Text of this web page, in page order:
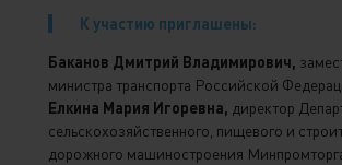
К участию приглашены:
Баканов Дмитрий Владимирович,
министра транспорта Российской
Елкина Мария Игоревна, директор
сельскохозяйственного, пищевого и
дорожного машиностроения